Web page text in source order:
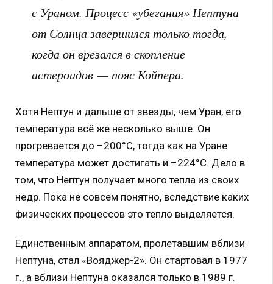
с Ураном. Процесс «убегания» Нептуна
от Солнца завершился только тогда,
когда он врезался в скопление
астероидов — пояс Койпера.
Хотя Нептун и дальше от звезды, чем Уран, его
температура всё же несколько выше. Он
прогревается до –200°С, тогда как на Уране
температура может достигать и –224°С. Дело в
том, что Нептун получает много тепла из своих
недр. Пока не совсем понятно, вследствие каких
физических процессов это тепло выделяется.
Единственным аппаратом, пролетавшим вблизи
Нептуна, стал «Вояджер-2». Он стартовал в 1977
г., а вблизи Нептуна оказался только в 1989 г.